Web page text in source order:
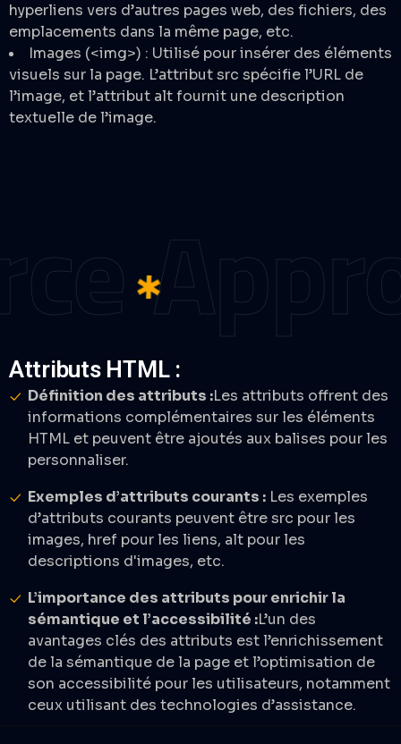
hyperliens vers d’autres pages web, des fichiers, des
emplacements dans la même page, etc.
Images (<img>) : Utilisé pour insérer des éléments
visuels sur la page. L’attribut src spécifie l’URL de
l’image, et l’attribut alt fournit une description
textuelle de l’image.
Attributs HTML :
Définition des attributs :Les attributs offrent des
informations complémentaires sur les éléments
HTML et peuvent être ajoutés aux balises pour les
personnaliser.
Exemples d’attributs courants : Les exemples
d’attributs courants peuvent être src pour les
images, href pour les liens, alt pour les
descriptions d'images, etc.
L’importance des attributs pour enrichir la
sémantique et l’accessibilité :L’un des
avantages clés des attributs est l’enrichissement
de la sémantique de la page et l’optimisation de
son accessibilité pour les utilisateurs, notamment
ceux utilisant des technologies d’assistance.